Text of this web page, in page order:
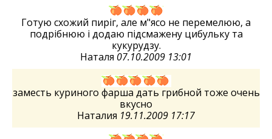
Готую схожий пиріг, але м"ясо не перемелюю, а
подрібнюю і додаю підсмажену цибульку та
кукурудзу.
Наталя 07.10.2009 13:01
заместь куриного фарша дать грибной тоже очень
вкусно
Наталия 19.11.2009 17:17